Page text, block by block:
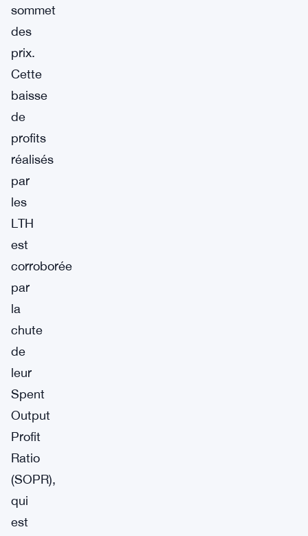
sommet
des
prix.
Cette
baisse
de
profits
réalisés
par
les
LTH
est
corroborée
par
la
chute
de
leur
Spent
Output
Profit
Ratio
(SOPR),
qui
est